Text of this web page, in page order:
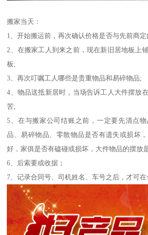
搬家当天：
1、开始搬运前，再次确认价格是否与先前商
2、在搬家工人到来之前，现在新旧居地板上
板;
3、再次叮嘱工人哪些是贵重物品和易碎物品;
4、物品送抵新居时，当场告诉工人大件摆放
苦;
5、在与搬家公司结账之前，一定要先清点
品、易碎物品、零散物品是否有遗失或损坏
好，家俱是否有磕碰或损坏，大件物品的摆放
6、后索要或收据；
7、记录合同号、司机姓名、车号之后，才可在